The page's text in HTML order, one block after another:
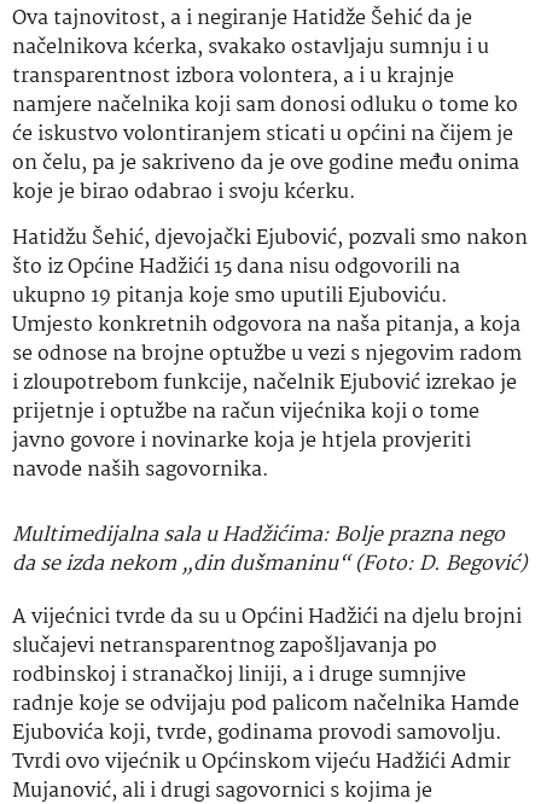
Ova tajnovitost, a i negiranje Hatidže Šehić da je
načelnikova kćerka, svakako ostavljaju sumnju i u
transparentnost izbora volontera, a i u krajnje
namjere načelnika koji sam donosi odluku o tome ko
će iskustvo volontiranjem sticati u općini na čijem je
on čelu, pa je sakriveno da je ove godine među onima
koje je birao odabrao i svoju kćerku.
Hatidžu Šehić, djevojački Ejubović, pozvali smo nakon
što iz Općine Hadžići 15 dana nisu odgovorili na
ukupno 19 pitanja koje smo uputili Ejuboviću.
Umjesto konkretnih odgovora na naša pitanja, a koja
se odnose na brojne optužbe u vezi s njegovim radom
i zloupotrebom funkcije, načelnik Ejubović izrekao je
prijetnje i optužbe na račun vijećnika koji o tome
javno govore i novinarke koja je htjela provjeriti
navode naših sagovornika.
Multimedijalna sala u Hadžićima: Bolje prazna nego
da se izda nekom „din dušmaninu“ (Foto: D. Begović)
A vijećnici tvrde da su u Općini Hadžići na djelu brojni
slučajevi netransparentnog zapošljavanja po
rodbinskoj i stranačkoj liniji, a i druge sumnjive
radnje koje se odvijaju pod palicom načelnika Hamde
Ejubovića koji, tvrde, godinama provodi samovolju.
Tvrdi ovo vijećnik u Općinskom vijeću Hadžići Admir
Mujanović, ali i drugi sagovornici s kojima je